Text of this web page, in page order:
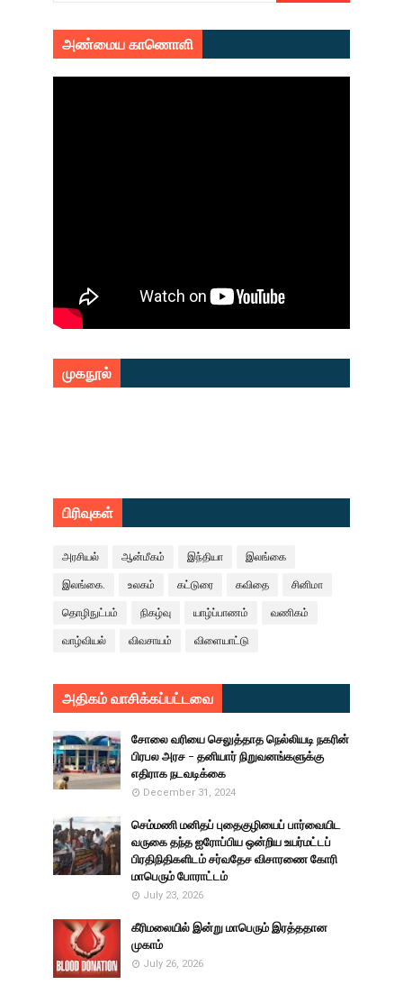
அண்மைய காணொளி
முகநூல்
பிரிவுகள்
அரசியல் ஆன்மீகம் இந்தியா இலங்கை
இலங்கை. உலகம் கட்டுரை கவிதை சினிமா
தொழிநுட்பம் நிகழ்வு யாழ்ப்பாணம் வணிகம்
வாழ்வியல் விவசாயம் விளையாட்டு
அதிகம் வாசிக்கப்பட்டவை
சோலை வரியை செலுத்தாத நெல்லியடி நகரின்
பிரபல அரச - தனியார் நிறுவனங்களுக்கு
எதிராக நடவடிக்கை
December 31, 2024
செம்மணி மனிதப் புதைகுழியைப் பார்வையிட
வருகை தந்த ஐரோப்பிய ஒன்றிய உயர்மட்டப்
பிரதிநிதிகளிடம் சர்வதேச விசாரணை கோரி
மாபெரும் போராட்டம்
July 23, 2026
கீரிமலையில் இன்று மாபெரும் இரத்ததான
முகாம்
July 26, 2026